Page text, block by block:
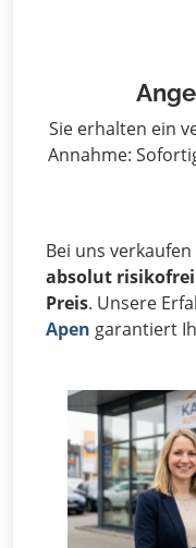
Sie erhalten ein
Annahme:
Bei uns
absolut
Preis. Unsere
Apen garantiert